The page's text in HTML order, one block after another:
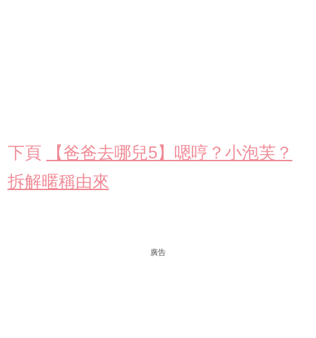
下頁
【爸爸去哪兒5】嗯哼？小泡芙？
拆解暱稱由來
廣告